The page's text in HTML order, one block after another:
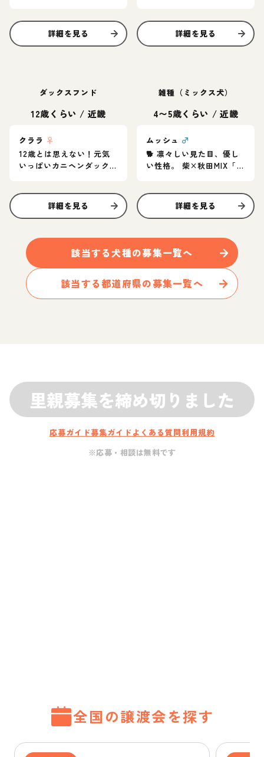
詳細を見る 詳細を見る
ダックスフンド
12歳くらい / 近畿
クララ ♀
12歳とは思えない！元気
いっぱいカニヘンダック
詳細を見る
雑種（ミックス犬）
4〜5歳くらい / 近畿
ムッシュ ♂
🐕 凛々しい見た目、優し
い性格。 柴×秋田MIX「ム
詳細を見る
該当する犬種の募集一覧へ
該当する都道府県の募集一覧へ
里親募集を締め切りました
応募ガイド募集ガイド よくある質問利用規約
※応募・相談は無料です
全国の譲渡会を探す